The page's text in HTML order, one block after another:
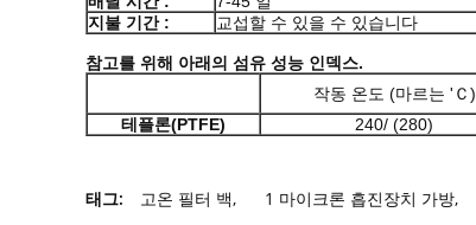
지불 기간 :
교섭할 수 있을 수 있습니다
참고를 위해 아래의 섬유 성능 인덱스.
작동 온도 (마르는 'Ｃ)
테플론(PTFE) 240/ (280)
태그: 고온 필터 백, 1 마이크론 흡진장치 가방,